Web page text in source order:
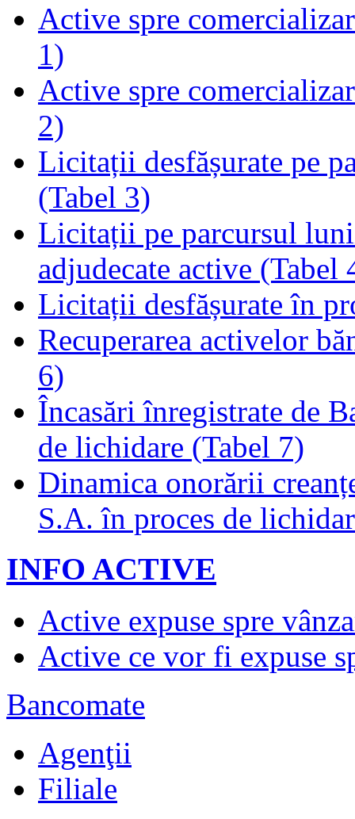
Active spre
1)
Active spre
2)
Licitații desfășurate pe
(Tabel 3)
Licitații pe parcursul
adjudecate active (Tabel
Licitații desfășurate în
Recuperarea activelor
6)
Încasări înregistrate de
de lichidare (Tabel 7)
Dinamica onorării
S.A. în proces de
INFO ACTIVE
Active expuse spre
Active ce vor fi expuse
Bancomate
Agenţii
Filiale